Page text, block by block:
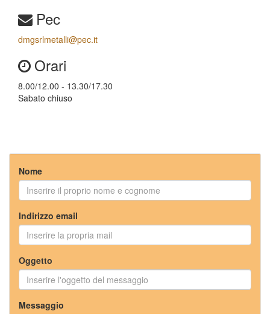
Pec
dmgsrlmetalli@pec.it
Orari
8.00/12.00 - 13.30/17.30
Sabato chiuso
Nome
Indirizzo email
Oggetto
Messaggio